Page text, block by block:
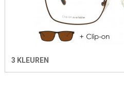
3 KLEUREN